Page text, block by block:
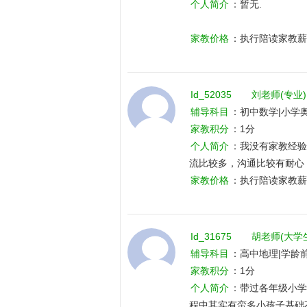
个人简介 ：暂无.
家教价格 ：执行陪读家教
Id_52035
刘老师(专业)
辅导科目
：初中数学|小学
家教积分 ：1分
个人简介 ：我没有家教经
流比较多，沟通比较有耐
比较多。我没有家教经验
较多。
家教价格 ：执行陪读家教
Id_31675
胡老师(大学
辅导科目
：高中地理|学龄
学英语|初中英语|高中政治
家教积分 ：1分
个人简介 ：带过各年级小